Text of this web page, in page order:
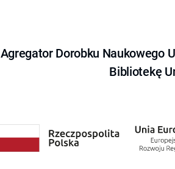
Agregator Dorobku Naukowego
Bibliotekę